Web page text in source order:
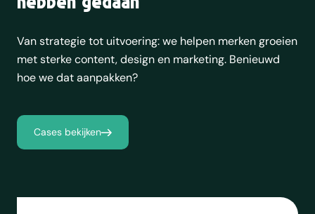
Van strategie tot uitvoering: we helpen merken groeien
met sterke content, design en marketing. Benieuwd
hoe we dat aanpakken?
Cases bekijken